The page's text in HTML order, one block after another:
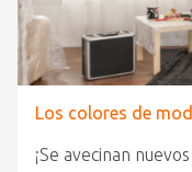
Los colores de
¡Se avecinan